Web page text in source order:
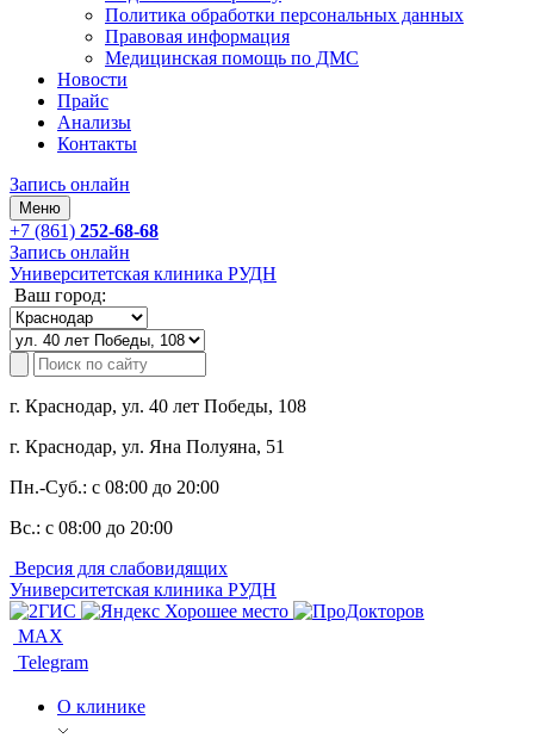
Политика обработки персональных данных
Правовая информация
Медицинская помощь по ДМС
Новости
Прайс
Анализы
Контакты
Запись онлайн
Меню
+7 (861) 252-68-68
Запись онлайн
Университетская клиника РУДН
Ваш город:
г. Краснодар, ул. 40 лет Победы, 108
г. Краснодар, ул. Яна Полуяна, 51
Пн.-Суб.: с 08:00 до 20:00
Вс.: с 08:00 до 20:00
Версия для слабовидящих
Университетская клиника РУДН
MAX
Telegram
О клинике